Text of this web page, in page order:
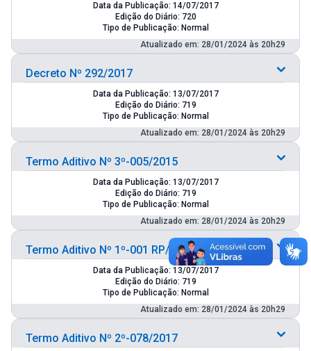
Data da Publicação: 14/07/2017
Edição do Diário: 720
Tipo de Publicação: Normal
Atualizado em: 28/01/2024 às 20h29
Decreto Nº 292/2017
Data da Publicação: 13/07/2017
Edição do Diário: 719
Tipo de Publicação: Normal
Atualizado em: 28/01/2024 às 20h29
Termo Aditivo Nº 3º-005/2015
Data da Publicação: 13/07/2017
Edição do Diário: 719
Tipo de Publicação: Normal
Atualizado em: 28/01/2024 às 20h29
Termo Aditivo Nº 1º-001 RP/2017
Data da Publicação: 13/07/2017
Edição do Diário: 719
Tipo de Publicação: Normal
Atualizado em: 28/01/2024 às 20h29
Termo Aditivo Nº 2º-078/2017